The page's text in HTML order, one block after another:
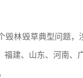
林毁草典型问题
建、山东、河南